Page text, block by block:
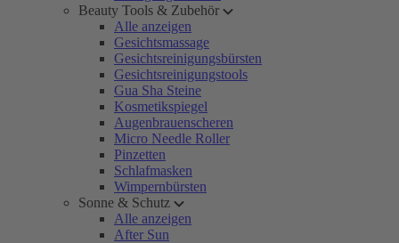
Beauty Tools & Zubehör
Alle anzeigen
Gesichtsmassage
Gesichtsreinigungsbürsten
Gesichtsreinigungstools
Gua Sha Steine
Kosmetikspiegel
Augenbrauenscheren
Micro Needle Roller
Pinzetten
Schlafmasken
Wimpernbürsten
Sonne & Schutz
Alle anzeigen
After Sun